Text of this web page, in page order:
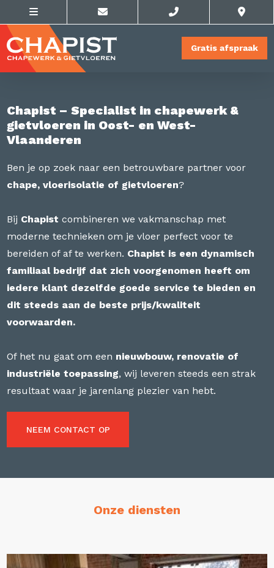
Gratis afspraak
Chapist – Specialist in chapewerk &
gietvloeren in Oost- en West-
Vlaanderen
Ben je op zoek naar een betrouwbare partner voor
chape, vloerisolatie of gietvloeren?
Bij Chapistcombineren we vakmanschap met
moderne technieken om je vloer perfect voor te
bereiden of af te werken. Chapist is een dynamisch
familiaal bedrijf dat zich voorgenomen heeft om
iedere klant dezelfde goede service te bieden en
dit steeds aan de beste prijs/kwaliteit
voorwaarden.
Of het nu gaat om een nieuwbouw, renovatie of
industriële toepassing, wij leveren steeds een strak
resultaat waar je jarenlang plezier van hebt.
NEEM CONTACT OP
Onze diensten